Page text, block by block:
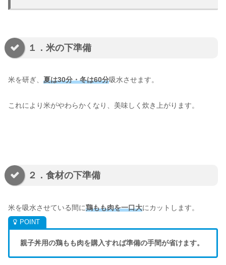
１．米の下準備
米を研ぎ、 夏は30分・冬は60分吸水させます。
これにより米がやわらかくなり、美味しく炊き上がります。
２．食材の下準備
米を吸水させている間に鶏もも肉を一口大にカットします。
親子丼用の鶏もも肉を購入すれば準備の手間が省けます。